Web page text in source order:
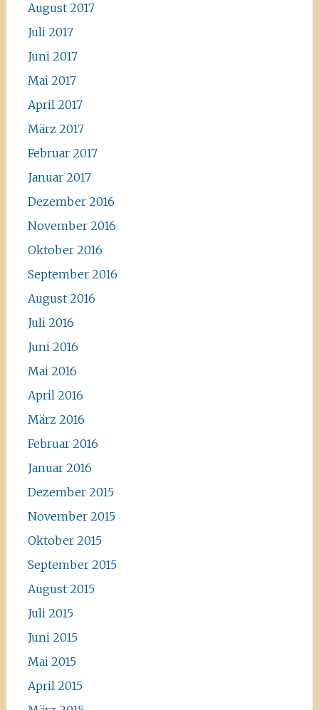
August 2017
Juli 2017
Juni 2017
Mai 2017
April 2017
März 2017
Februar 2017
Januar 2017
Dezember 2016
November 2016
Oktober 2016
September 2016
August 2016
Juli 2016
Juni 2016
Mai 2016
April 2016
März 2016
Februar 2016
Januar 2016
Dezember 2015
November 2015
Oktober 2015
September 2015
August 2015
Juli 2015
Juni 2015
Mai 2015
April 2015